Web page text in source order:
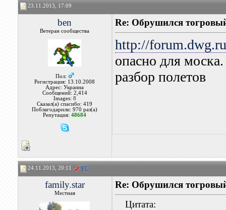
23.11.2013, 17:09
ben
Ветеран сообщества
Пол:
Регистрация: 13.10.2008
Адрес: Украина
Сообщений: 2,414
Images: 8
Сказал(а) спасибо: 419
Поблагодарили: 970 раз(а)
Репутация:48684
Re: Обрушился
http://
опасно для моска.
разбор полетов
24.11.2013, 20:11
family.star
Местная
Re: Обрушился
Цитата: